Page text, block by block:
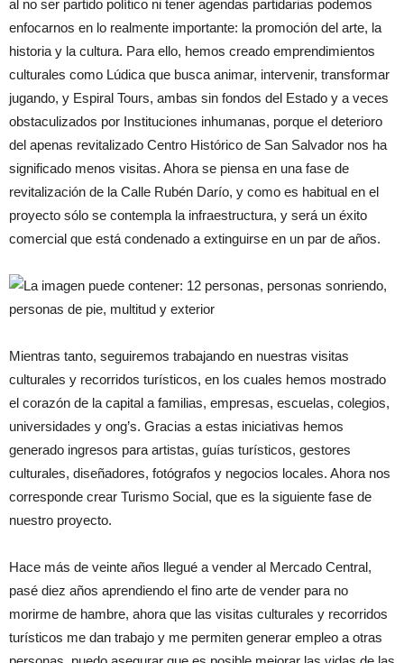
al no ser partido político ni tener agendas partidarias podemos
enfocarnos en lo realmente importante: la promoción del arte, la
historia y la cultura. Para ello, hemos creado emprendimientos
culturales como Lúdica que busca animar, intervenir, transformar
jugando, y Espiral Tours, ambas sin fondos del Estado y a veces
obstaculizados por Instituciones inhumanas, porque el deterioro
del apenas revitalizado Centro Histórico de San Salvador nos ha
significado menos visitas. Ahora se piensa en una fase de
revitalización de la Calle Rubén Darío, y como es habitual en el
proyecto sólo se contempla la infraestructura, y será un éxito
comercial que está condenado a extinguirse en un par de años.
Mientras tanto, seguiremos trabajando en nuestras visitas
culturales y recorridos turísticos, en los cuales hemos mostrado
el corazón de la capital a familias, empresas, escuelas, colegios,
universidades y ong’s. Gracias a estas iniciativas hemos
generado ingresos para artistas, guías turísticos, gestores
culturales, diseñadores, fotógrafos y negocios locales. Ahora nos
corresponde crear Turismo Social, que es la siguiente fase de
nuestro proyecto.
Hace más de veinte años llegué a vender al Mercado Central,
pasé diez años aprendiendo el fino arte de vender para no
morirme de hambre, ahora que las visitas culturales y recorridos
turísticos me dan trabajo y me permiten generar empleo a otras